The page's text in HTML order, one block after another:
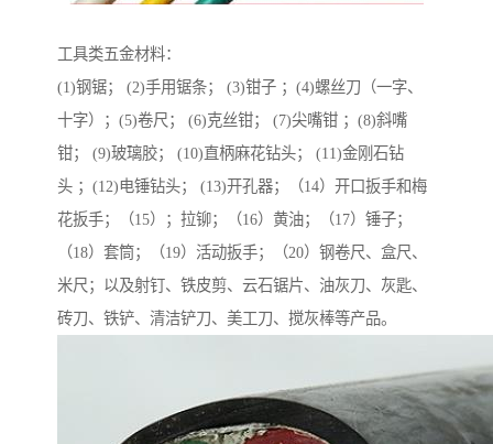
工具类五金材料：
(1)钢锯； (2)手用锯条； (3)钳子 ；(4)螺丝刀（一字、
十字）；(5)卷尺； (6)克丝钳； (7)尖嘴钳 ；(8)斜嘴
钳； (9)玻璃胶； (10)直柄麻花钻头； (11)金刚石钻
头 ；(12)电锤钻头； (13)开孔器；（14）开口扳手和梅
花扳手；（15）；拉铆；（16）黄油；（17）锤子；
（18）套筒；（19）活动扳手；（20）钢卷尺、盒尺、
米尺；以及射钉、铁皮剪、云石锯片、油灰刀、灰匙、
砖刀、铁铲、清洁铲刀、美工刀、搅灰棒等产品。